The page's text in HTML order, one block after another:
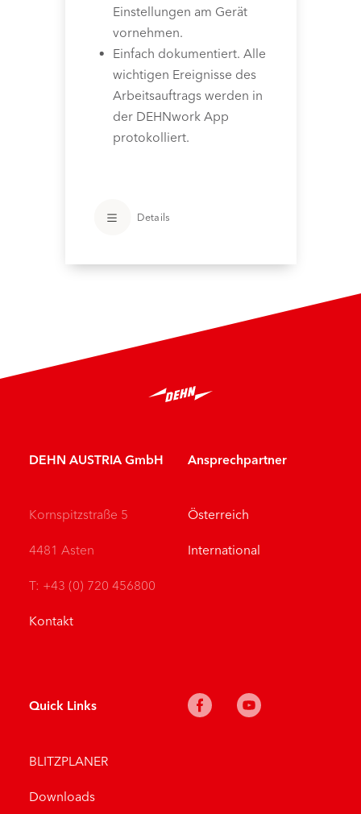
Einstellungen am Gerät
vornehmen.
Einfach dokumentiert. Alle
wichtigen Ereignisse des
Arbeitsauftrags werden in
der DEHNwork App
protokolliert.
Details
DEHN AUSTRIA GmbH
Kornspitzstraße 5
4481 Asten
T: +43 (0) 720 456800
Kontakt
Ansprechpartner
Österreich
International
Quick Links
BLITZPLANER
Downloads